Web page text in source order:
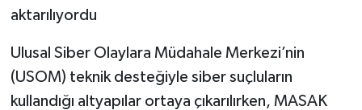
aktarılıyordu
Ulusal Siber Olaylara Müdahale Merkezi’nin
(USOM) teknik desteğiyle siber suçluların
kullandığı altyapılar ortaya çıkarılırken, MASAK